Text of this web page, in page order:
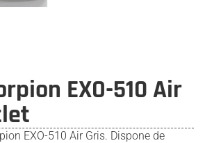
EXO-510 Air
EXO-510 Air Gris. Dispone de